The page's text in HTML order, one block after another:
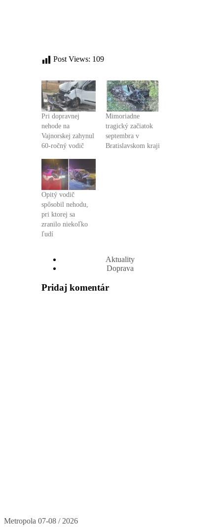
Post Views: 109
Pri dopravnej
nehode na
Vajnorskej zahynul
60-ročný vodič
Mimoriadne
tragický začiatok
septembra v
Bratislavskom kraji
Opitý vodič
spôsobil nehodu,
pri ktorej sa
zranilo niekoľko
ľudí
Aktuality
Doprava
Pridaj komentár
Metropola 07-08 / 2026